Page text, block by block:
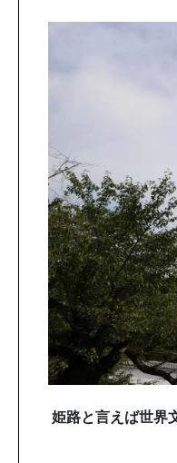
姫路と言えば世界